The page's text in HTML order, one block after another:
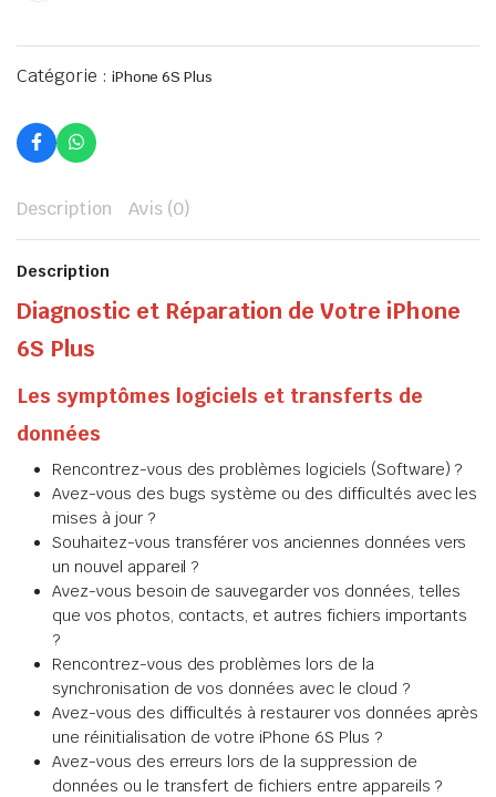
Catégorie : iPhone 6S Plus
Description Avis (0)
Description
Diagnostic et Réparation de Votre iPhone
6S Plus
Les symptômes logiciels et transferts de
données
Rencontrez-vous des problèmes logiciels (Software) ?
Avez-vous des bugs système ou des difficultés avec les
mises à jour ?
Souhaitez-vous transférer vos anciennes données vers
un nouvel appareil ?
Avez-vous besoin de sauvegarder vos données, telles
que vos photos, contacts, et autres fichiers importants
?
Rencontrez-vous des problèmes lors de la
synchronisation de vos données avec le cloud ?
Avez-vous des difficultés à restaurer vos données après
une réinitialisation de votre iPhone 6S Plus ?
Avez-vous des erreurs lors de la suppression de
données ou le transfert de fichiers entre appareils ?